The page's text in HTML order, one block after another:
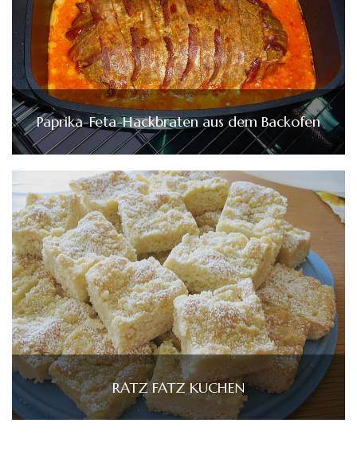
Paprika-Feta-Hackbraten aus dem Backofen
RATZ FATZ KUCHEN